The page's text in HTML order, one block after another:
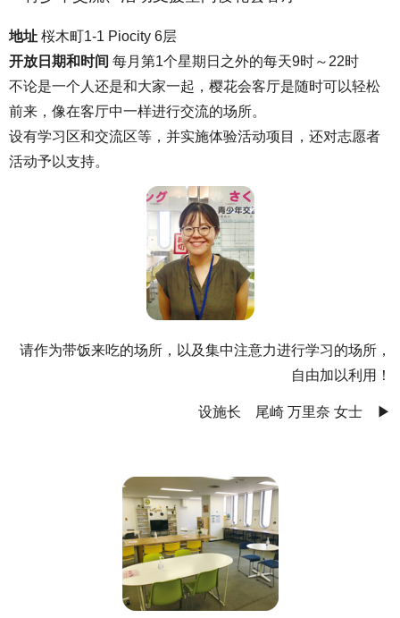
地址 桜木町1-1 Piocity 6层
开放日期和时间 每月第1个星期日之外的每天9时～22时
不论是一个人还是和大家一起，樱花会客厅是随时可以轻松
前来，像在客厅中一样进行交流的场所。
设有学习区和交流区等，并实施体验活动项目，还对志愿者
活动予以支持。
请作为带饭来吃的场所，以及集中注意力进行学习的场所，
自由加以利用！
设施长 尾崎 万里奈 女士 ▶